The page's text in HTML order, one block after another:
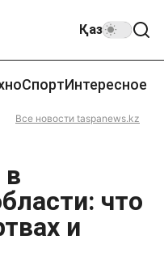
Қаз
СпортИнтересное
Все новости taspanews.kz
что
и